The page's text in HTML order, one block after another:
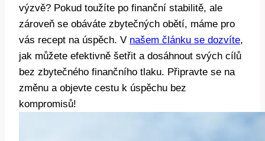
výzvě? Pokud toužíte po finanční stabilitě, ale
zároveň se obáváte zbytečných obětí, máme pro
vás recept na úspěch. V našem článku se dozvíte,
jak můžete efektivně šetřit a dosáhnout svých cílů
bez zbytečného finančního tlaku. Připravte se na
změnu a objevte cestu k úspěchu bez
kompromisů!